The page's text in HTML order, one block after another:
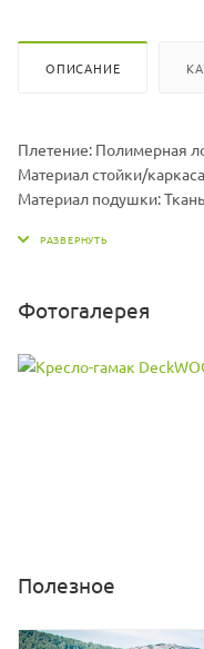
ОПИСАНИЕ
Плетение: Полимерная
Материал стойки/
Материал подушки:
Размер гамака ДхШхВ,
Вес стойки, кг: 19,5
Цвет подушек может
Фотогалерея
Полезное